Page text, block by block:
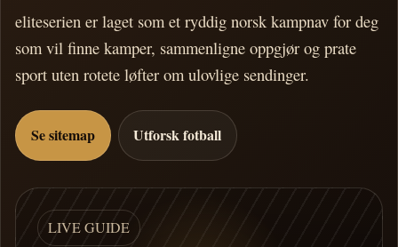
eliteserien er laget som et ryddig norsk kampnav for deg
som vil finne kamper, sammenligne oppgjør og prate
sport uten rotete løfter om ulovlige sendinger.
Se sitemap Utforsk fotball
LIVE GUIDE